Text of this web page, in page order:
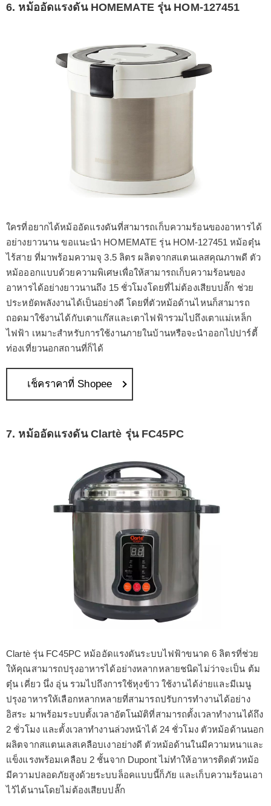
6. หม้ออัดแรงดัน HOMEMATE รุ่น HOM-127451
ใครที่อยากได้หม้ออัดแรงดันที่สามารถเก็บความร้อนของอาหารได้
อย่างยาวนาน ขอแนะนำ HOMEMATE รุ่น HOM-127451 หม้อตุ๋น
ไร้สาย ที่มาพร้อมความจุ 3.5 ลิตร ผลิตจากสแตนเลสคุณภาพดี ตัว
หม้อออกแบบด้วยความพิเศษเพื่อให้สามารถเก็บความร้อนของ
อาหารได้อย่างยาวนานถึง 15 ชั่วโมงโดยที่ไม่ต้องเสียบปลั๊ก ช่วย
ประหยัดพลังงานได้เป็นอย่างดี โดยที่ตัวหม้อด้านไหนก็สามารถ
ถอดมาใช้งานได้กับเตาแก๊สและเตาไฟฟ้ารวมไปถึงเตาแม่เหล็ก
ไฟฟ้า เหมาะสำหรับการใช้งานภายในบ้านหรือจะนำออกไปปาร์ตี้
ท่องเที่ยวนอกสถานที่ก็ได้
เช็คราคาที่ Shopee
7. หม้ออัดแรงดัน Clartè รุ่น FC45PC
Clartè รุ่น FC45PC หม้ออัดแรงดันระบบไฟฟ้าขนาด 6 ลิตรที่ช่วย
ให้คุณสามารถปรุงอาหารได้อย่างหลากหลายชนิดไม่ว่าจะเป็น ต้ม
ตุ๋น เคี่ยว นึ่ง อุ่น รวมไปถึงการใช้หุงข้าว ใช้งานได้ง่ายและมีเมนู
ปรุงอาหารให้เลือกหลากหลายที่สามารถปรับการทำงานได้อย่าง
อิสระ มาพร้อมระบบตั้งเวลาอัตโนมัติที่สามารถตั้งเวลาทำงานได้ถึง
2 ชั่วโมง และตั้งเวลาทำงานล่วงหน้าได้ 24 ชั่วโมง ตัวหม้อด้านนอก
ผลิตจากสแตนเลสเคลือบเงาอย่างดี ตัวหม้อด้านในมีความหนาและ
แข็งแรงพร้อมเคลือบ 2 ชั้นจาก Dupont ไม่ทำให้อาหารติดตัวหม้อ
มีความปลอดภัยสูงด้วยระบบล็อคแบบนี้ก็ภัย และเก็บความร้อนเอา
ไว้ได้นานโดยไม่ต้องเสียบปลั๊ก